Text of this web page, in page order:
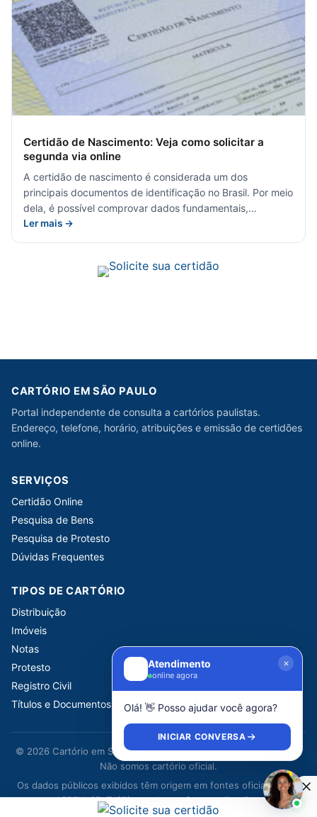
Certidão de Nascimento: Veja como solicitar a
segunda via online
A certidão de nascimento é considerada um dos
principais documentos de identificação no Brasil. Por meio
dela, é possível comprovar dados fundamentais,…
Ler mais →
CARTÓRIO EM SÃO PAULO
Portal independente de consulta a cartórios paulistas.
Endereço, telefone, horário, atribuições e emissão de certidões
online.
SERVIÇOS
Certidão Online
Pesquisa de Bens
Pesquisa de Protesto
Dúvidas Frequentes
TIPOS DE CARTÓRIO
Distribuição
Imóveis
Notas
Protesto
Registro Civil
Títulos e Documentos
© 2026 Cartório em São Paulo. Portal informativo independente.
Não somos cartório oficial.
Os dados públicos exibidos têm origem em fontes oficiais (CNJ,
ARPEN-SP, TJSP) e podem sofrer atualizações.
Atendimento
online agora
Olá! 👋 Posso ajudar você agora?
INICIAR CONVERSA